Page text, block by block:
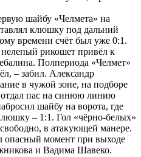
шайбу «Челмета» на
клюшку под дальний
времени счёт был уже 0:1.
рикошет привёл к
Полпериода «Челмет»
– забил. Александр
в чужой зоне, на подборе
отдал пас на синюю линию
шайбу на ворота, где
– 1:1. Гол «чёрно-белых»
в атакующей манере.
опасный момент при выходе
и Вадима Шавеко.